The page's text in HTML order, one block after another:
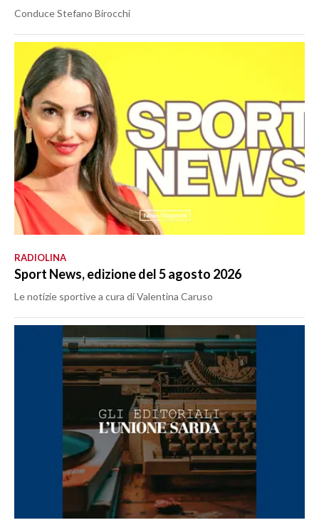
Conduce Stefano Birocchi
RADIOLINA
Sport News, edizione del 5 agosto 2026
Le notizie sportive a cura di Valentina Caruso